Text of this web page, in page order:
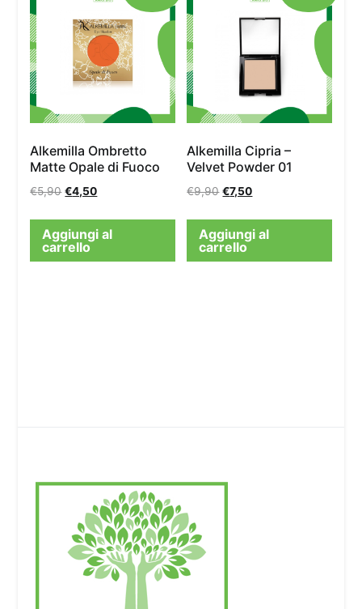
Alkemilla Ombretto
Matte Opale di Fuoco
€5,90 €4,50
Aggiungi al
carrello
Alkemilla Cipria –
Velvet Powder 01
€9,90 €7,50
Aggiungi al
carrello